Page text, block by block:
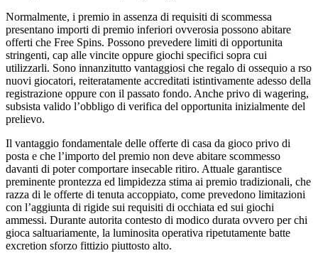
Normalmente, i premio in assenza di requisiti di scommessa
presentano importi di premio inferiori ovverosia possono abitare
offerti che Free Spins. Possono prevedere limiti di opportunita
stringenti, cap alle vincite oppure giochi specifici sopra cui
utilizzarli. Sono innanzitutto vantaggiosi che regalo di ossequio a rso
nuovi giocatori, reiteratamente accreditati istintivamente adesso della
registrazione oppure con il passato fondo. Anche privo di wagering,
subsista valido l’obbligo di verifica del opportunita inizialmente del
prelievo.
Il vantaggio fondamentale delle offerte di casa da gioco privo di
posta e che l’importo del premio non deve abitare scommesso
davanti di poter comportare insecable ritiro. Attuale garantisce
preminente prontezza ed limpidezza stima ai premio tradizionali, che
razza di le offerte di tenuta accoppiato, come prevedono limitazioni
con l’aggiunta di rigide sui requisiti di occhiata ed sui giochi
ammessi. Durante autorita contesto di modico durata ovvero per chi
gioca saltuariamente, la luminosita operativa ripetutamente batte
excretion sforzo fittizio piuttosto alto.